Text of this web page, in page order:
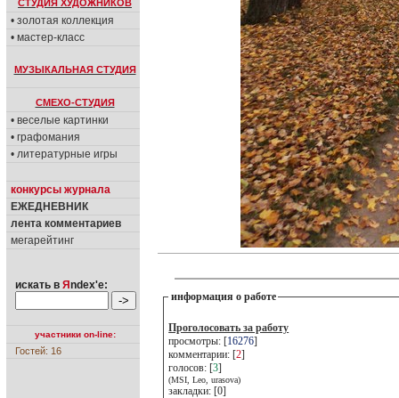
СТУДИЯ ХУДОЖНИКОВ
• золотая коллекция
• мастер-класс
МУЗЫКАЛЬНАЯ СТУДИЯ
СМЕХО-СТУДИЯ
• веселые картинки
• графомания
• литературные игры
конкурсы журнала
ЕЖЕДНЕВНИК
лента комментариев
мегарейтинг
искать в Я ndex'е:
участники on-line:
Гостей: 16
информация о работе
Проголосовать за работу
просмотры: [16276]
комментарии: [2]
голосов: [3]
(MSI, Leo, urasova)
закладки: [0]